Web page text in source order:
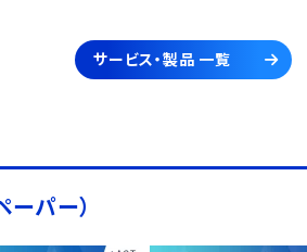
サービス・製品 一覧
パー）